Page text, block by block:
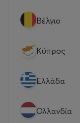
Βέλγιο
Κύπρος
Eλλάδα
Ολλανδία